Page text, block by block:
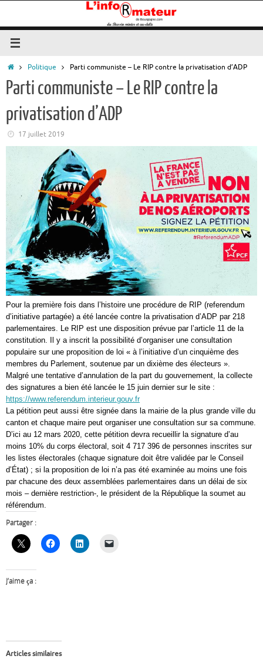
contenu
AccueilPolitique Parti communiste – Le RIP contre la privatisation d’ADP
Parti communiste – Le RIP contre la
privatisation d’ADP
17 juillet 2019
Pour la première fois dans l’histoire une procédure de RIP (referendum
d’initiative partagée) a été lancée contre la privatisation d’ADP par 218
parlementaires. Le RIP est une disposition prévue par l’article 11 de la
constitution. Il y a inscrit la possibilité d’organiser une consultation
populaire sur une proposition de loi « à l’initiative d’un cinquième des
membres du Parlement, soutenue par un dixième des électeurs ».
Malgré une tentative d’annulation de la part du gouvernement, la collecte
des signatures a bien été lancée le 15 juin dernier sur le site :
https://www.referendum.interieur.gouv.fr
La pétition peut aussi être signée dans la mairie de la plus grande ville du
canton et chaque maire peut organiser une consultation sur sa commune.
D’ici au 12 mars 2020, cette pétition devra recueillir la signature d’au
moins 10% du corps électoral, soit 4 717 396 de personnes inscrites sur
les listes électorales (chaque signature doit être validée par le Conseil
d’État) ; si la proposition de loi n’a pas été examinée au moins une fois
par chacune des deux assemblées parlementaires dans un délai de six
mois – dernière restriction-, le président de la République la soumet au
référendum.
Partager :
J’aime ça :
Articles similaires